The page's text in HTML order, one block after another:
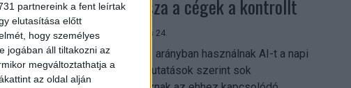
partnereink a fent leírtak
elutasítása előtt
hogy személyes
jogában áll tiltakozni az
megváltoztathatja a
az oldal alján
szerezhetik vissza a cégek a kontrollt
Digital Center 2026. július 24.
A munkavállalók nagy arányban használnak AI-t a napi
munkában, ám friss kutatások szerint sok